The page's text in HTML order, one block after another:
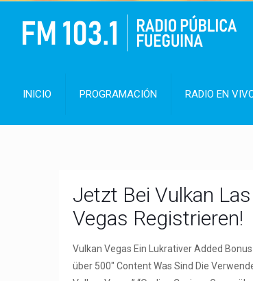
INICIO PROGRAMACIÓN RADIO EN
Jetzt Bei Vulkan Las
Vegas Registrieren!
Vulkan Vegas Ein Lukrativer Added
über 500″ Content Was Sind Die